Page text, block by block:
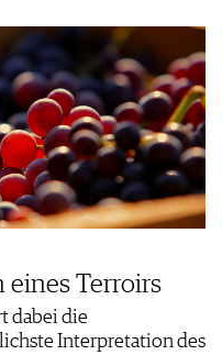
eines Terroirs
dabei die
Interpretation des